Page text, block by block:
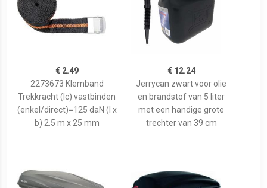
€ 2.49
2273673 Klemband
Trekkracht (lc) vastbinden
(enkel/direct)=125 daN (l x
b) 2.5 m x 25 mm
€ 12.24
Jerrycan zwart voor olie
en brandstof van 5 liter
met een handige grote
trechter van 39 cm